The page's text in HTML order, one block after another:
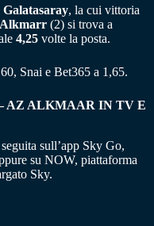
Galatasaray, la cui vittoria
(2) si trova a
4,25 volte la posta.
Snai e Bet365 a 1,65.
AZ ALKMAAR IN TV E
sull’app Sky Go,
su NOW, piattaforma
Sky.